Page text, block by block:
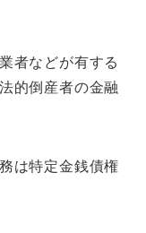
者などが有する
的倒産者の金融
は特定金銭債権